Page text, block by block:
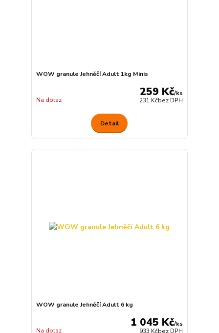
WOW granule Jehněčí Adult 1kg Minis
259 Kč/ks
231 Kčbez DPH
Na dotaz
Detail
WOW granule Jehněčí Adult 6 kg
1 045 Kč/ks
933 Kčbez DPH
Na dotaz